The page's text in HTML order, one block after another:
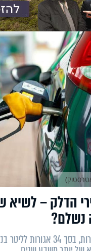
הדלק –
נשלם?